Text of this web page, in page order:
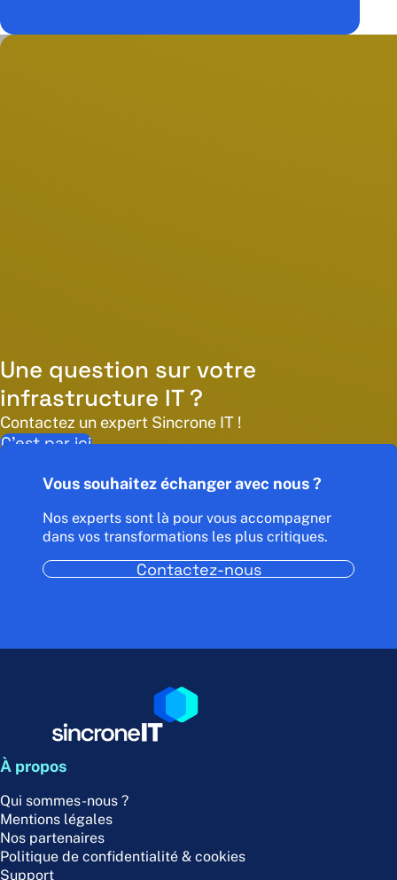
Une question sur votre
infrastructure IT ?
Contactez un expert Sincrone IT !
C’est par ici
À propos
Qui sommes-nous ?
Mentions légales
Nos partenaires
Politique de confidentialité & cookies
Support
Vous souhaitez échanger avec nous ?
Nos experts sont là pour vous accompagner
dans vos transformations les plus critiques.
Contactez-nous